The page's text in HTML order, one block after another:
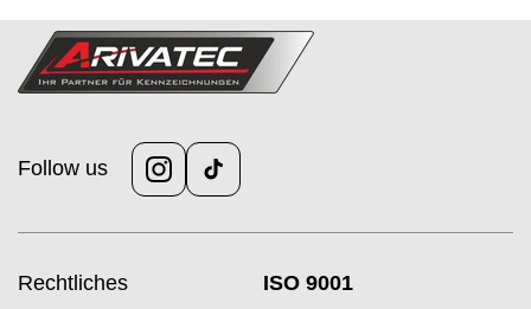
Follow us
Instagram
TikTok
Rechtliches ISO 9001